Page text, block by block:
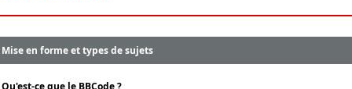
Mise en forme et types de sujets
Qu'est-ce que le BBCode ?